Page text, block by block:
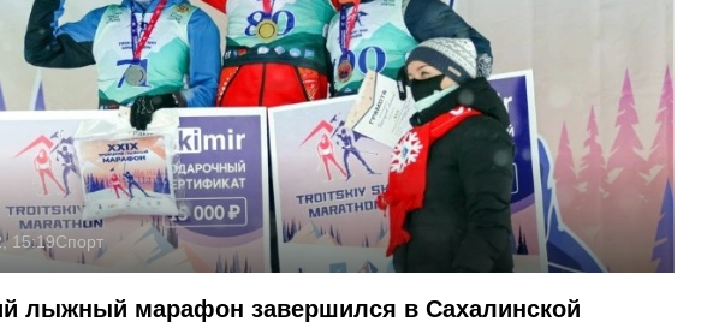
15:19Спорт
лыжный марафон завершился в Сахалинской